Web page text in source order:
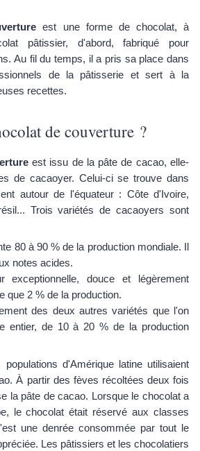
est une forme de chocolat, à
pâtissier, d'abord, fabriqué pour
Au fil du temps, il a pris sa place dans
de la pâtisserie et sert à la
recettes.
de couverture ?
est issu de la pâte de cacao, elle-
de cacaoyer. Celui-ci se trouve dans
autour de l'équateur : Côte d'Ivoire,
Trois variétés de cacaoyers sont
80 à 90 % de la production mondiale. Il
notes acides.
exceptionnelle, douce et légèrement
que 2 % de la production.
des deux autres variétés que l'on
entier, de 10 à 20 % de la production
d'Amérique latine utilisaient
À partir des fèves récoltées deux fois
la pâte de cacao. Lorsque le chocolat a
le chocolat était réservé aux classes
une denrée consommée par tout le
Les pâtissiers et les chocolatiers